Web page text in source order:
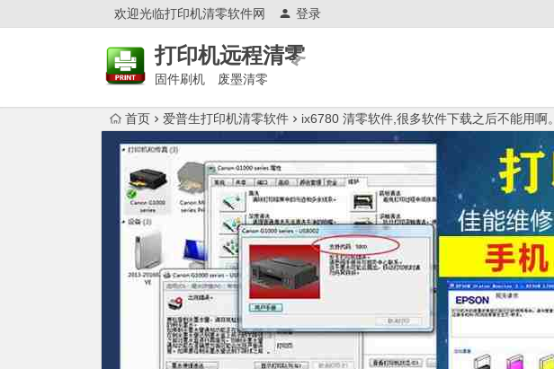
欢迎光临打印机清零软件网 登录
打印机远程清零
固件刷机 废墨清零
首页 爱普生打印机清零软件 ix6780 清零软件,很多软件下载之后不能用啊。